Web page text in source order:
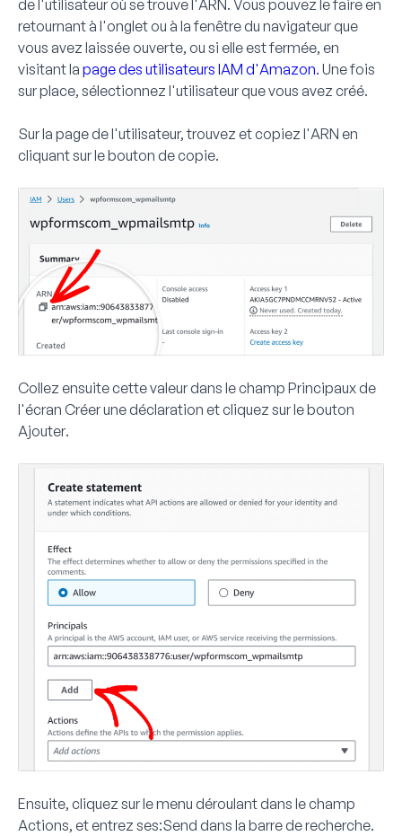
de l'utilisateur où se trouve l'ARN. Vous pouvez le faire en
retournant à l'onglet ou à la fenêtre du navigateur que
vous avez laissée ouverte, ou si elle est fermée, en
visitant la page des utilisateurs IAM d'Amazon. Une fois
sur place, sélectionnez l'utilisateur que vous avez créé.
Sur la page de l'utilisateur, trouvez et copiez l'ARN en
cliquant sur le bouton de copie.
Collez ensuite cette valeur dans le champ Principauxde
l'écran Créer une déclaration et cliquez sur le bouton
Ajouter.
Ensuite, cliquez sur le menu déroulant dans le champ
Actions, et entrez ses:Send dans la barre de recherche.